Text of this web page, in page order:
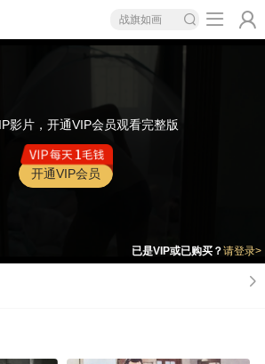
战旗如画
影片，开通VIP会员观看完整版
开通VIP会员
已是VIP或已购买？请登录>